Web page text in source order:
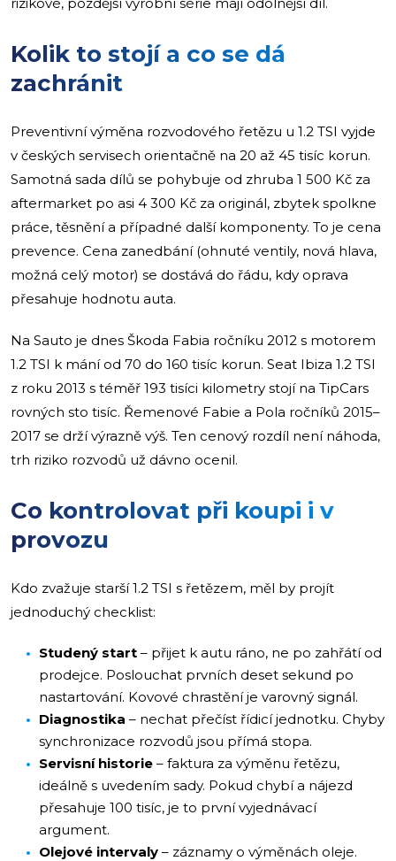
Kolik to stojí a co se dá
zachránit
Preventivní výměna rozvodového řetězu u 1.2 TSI vyjde
v českých servisech orientačně na 20 až 45 tisíc korun.
Samotná sada dílů se pohybuje od zhruba 1 500 Kč za
aftermarket po asi 4 300 Kč za originál, zbytek spolkne
práce, těsnění a případné další komponenty. To je cena
prevence. Cena zanedbání (ohnuté ventily, nová hlava,
možná celý motor) se dostává do řádu, kdy oprava
přesahuje hodnotu auta.
Na Sauto je dnes Škoda Fabia ročníku 2012 s motorem
1.2 TSI k mání od 70 do 160 tisíc korun. Seat Ibiza 1.2 TSI
z roku 2013 s téměř 193 tisíci kilometry stojí na TipCars
rovných sto tisíc. Řemenové Fabie a Pola ročníků 2015–
2017 se drží výrazně výš. Ten cenový rozdíl není náhoda,
trh riziko rozvodů už dávno ocenil.
Co kontrolovat při koupi i v
provozu
Kdo zvažuje starší 1.2 TSI s řetězem, měl by projít
jednoduchý checklist:
Studený start – přijet k autu ráno, ne po zahřátí od
prodejce. Poslouchat prvních deset sekund po
nastartování. Kovové chrastění je varovný signál.
Diagnostika – nechat přečíst řídicí jednotku. Chyby
synchronizace rozvodů jsou přímá stopa.
Servisní historie – faktura za výměnu řetězu,
ideálně s uvedením sady. Pokud chybí a nájezd
přesahuje 100 tisíc, je to první vyjednávací
argument.
Olejové intervaly – záznamy o výměnách oleje.